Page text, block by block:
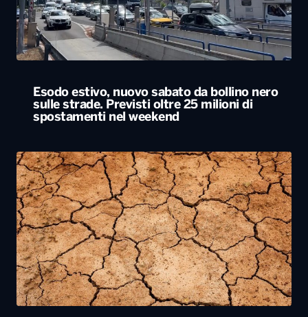
Esodo estivo, nuovo sabato da bollino nero
sulle strade. Previsti oltre 25 milioni di
spostamenti nel weekend